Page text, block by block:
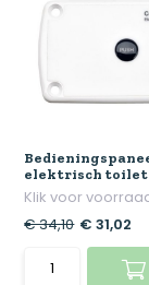
elektrisch toilet
Klik voor
€ 34,10 € 31,02